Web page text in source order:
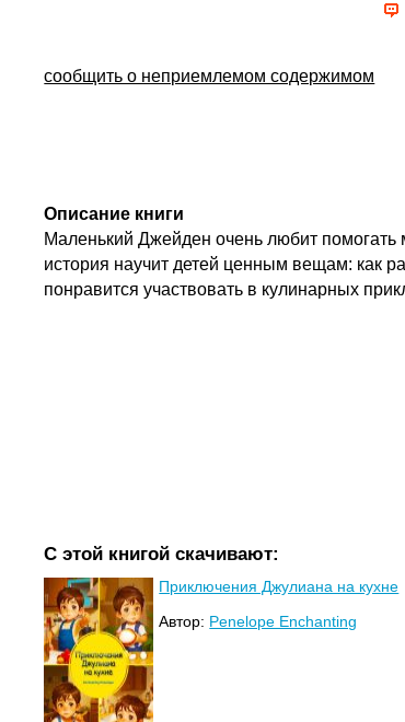
сообщить о неприемлемом содержимом
Описание книги
Маленький Джейден очень любит помогать
история научит детей ценным вещам: как
понравится участвовать в кулинарных
С этой книгой скачивают:
Приключения Джулиана на кухне
Автор: Penelope Enchanting